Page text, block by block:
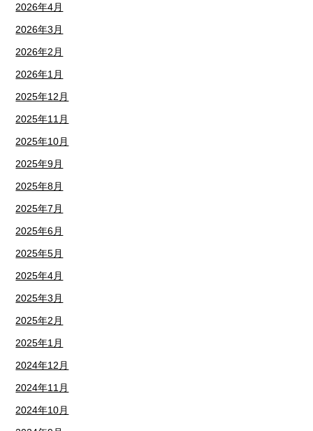
2026年4月
2026年3月
2026年2月
2026年1月
2025年12月
2025年11月
2025年10月
2025年9月
2025年8月
2025年7月
2025年6月
2025年5月
2025年4月
2025年3月
2025年2月
2025年1月
2024年12月
2024年11月
2024年10月